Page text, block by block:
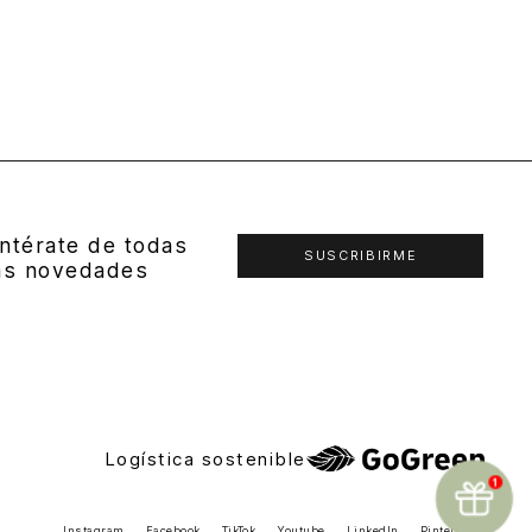
de todas
novedades
SUSCRIBIRME
Logística sostenible